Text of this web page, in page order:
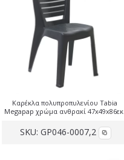
SKU: GP046-0007,2
Καρέκλα πολυπροπυλενίου Tabia
Megapap χρώμα ανθρακί 47x49x86εκ.